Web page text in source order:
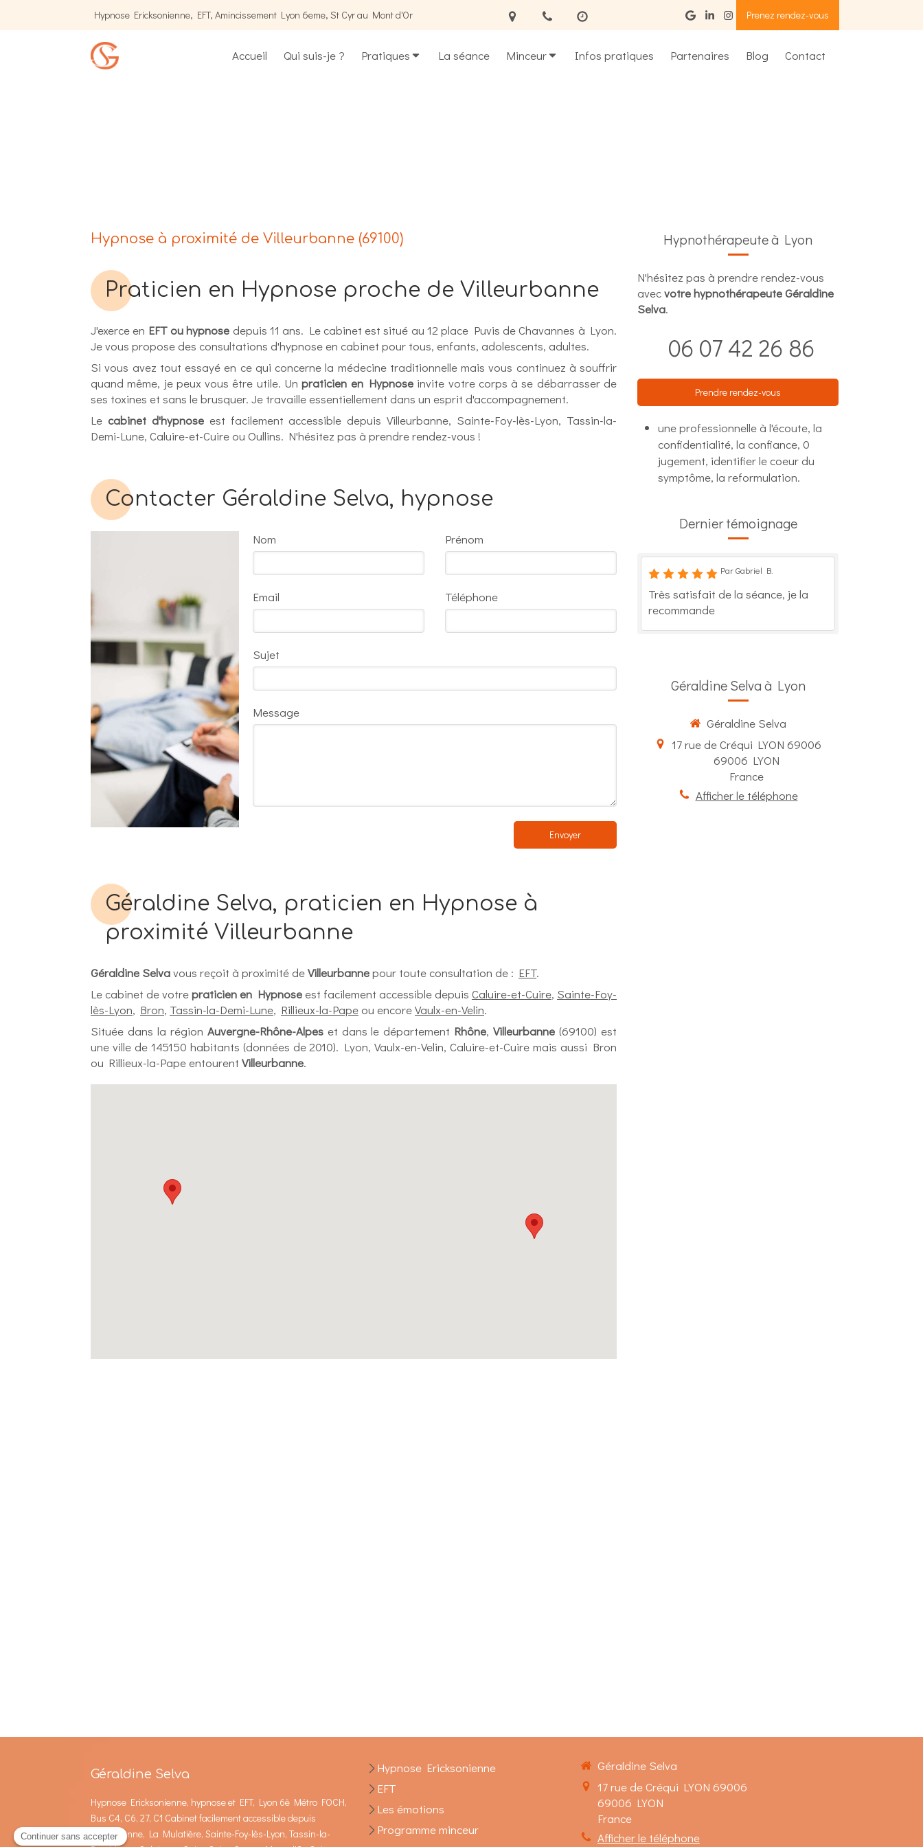
Hypnose Ericksonienne, EFT, Amincissement Lyon 6eme, St Cyr au Mont d'Or Prenez rendez-vous
Accueil Qui suis-je ? Pratiques La séance Minceur Infos pratiques Partenaires Blog Contact
Hypnose à proximité de Villeurbanne (69100)
Praticien en Hypnose proche de Villeurbanne
J'exerce en EFT ou hypnose depuis 11 ans. Le cabinet est situé au 12 place Puvis de Chavannes à Lyon.
Je vous propose des consultations d'hypnose en cabinet pour tous, enfants, adolescents, adultes.
Si vous avez tout essayé en ce qui concerne la médecine traditionnelle mais vous continuez à souffrir
quand même, je peux vous être utile. Unpraticien en Hypnoseinvite votre corps à se débarrasser de
ses toxines et sans le brusquer. Je travaille essentiellement dans un esprit d'accompagnement.
Le cabinet d'hypnoseest facilement accessible depuis Villeurbanne, Sainte-Foy-lès-Lyon, Tassin-la-
Demi-Lune, Caluire-et-Cuire ou Oullins. N'hésitez pas à prendre rendez-vous !
Contacter Géraldine Selva, hypnose
Nom Prénom
Email Téléphone
Sujet
Message
Envoyer
Géraldine Selva, praticien en Hypnose à
proximité Villeurbanne
Géraldine Selvavous reçoit à proximité deVilleurbannepour toute consultation de : EFT.
Le cabinet de votrepraticien en Hypnoseest facilement accessible depuis Caluire-et-Cuire, Sainte-Foy-
lès-Lyon, Bron, Tassin-la-Demi-Lune, Rillieux-la-Pape ou encoreVaulx-en-Velin.
Située dans la région Auvergne-Rhône-Alpeset dans le département Rhône,Villeurbanne (69100) est
une ville de 145150 habitants (données de 2010). Lyon, Vaulx-en-Velin, Caluire-et-Cuire mais aussi Bron
ou Rillieux-la-Pape entourent Villeurbanne.
Hypnothérapeute à Lyon
N'hésitez pas à prendre rendez-vous
avecvotre hypnothérapeute Géraldine
Selva.
06 07 42 26 86
Prendre rendez-vous
une professionnelle à l'écoute, la
confidentialité, la confiance, 0
jugement, identifier le coeur du
symptôme, la reformulation.
Dernier témoignage
Par Gabriel B.
Très satisfait de la séance, je la
recommande
Géraldine Selva à Lyon
Géraldine Selva
17 rue de Créqui LYON 69006
69006 LYON
France
Afficher le téléphone
Géraldine Selva
Hypnose Ericksonienne, hypnose et EFT, Lyon 6è Métro FOCH,
Bus C4, C6, 27, C1 Cabinet facilement accessible depuis
Villeurbanne, La Mulatière, Sainte-Foy-lès-Lyon, Tassin-la-
Hypnose Ericksonienne
EFT
Les émotions
Programme minceur
Géraldine Selva
17 rue de Créqui LYON 69006
69006 LYON
France
Afficher le téléphone